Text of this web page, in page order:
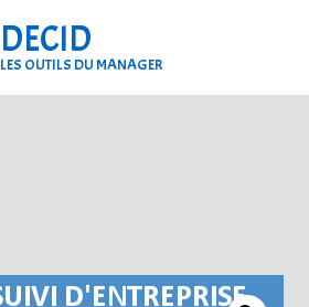
DECID
LES OUTILS DU MANAGER